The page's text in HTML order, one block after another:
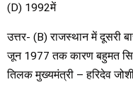
(D) 1992में
उत्तर- (B) राजस्थान में दूसरी
जून 1977 तक कारण बहुमत
तिलक मुख्यमंत्री – हरिदेव